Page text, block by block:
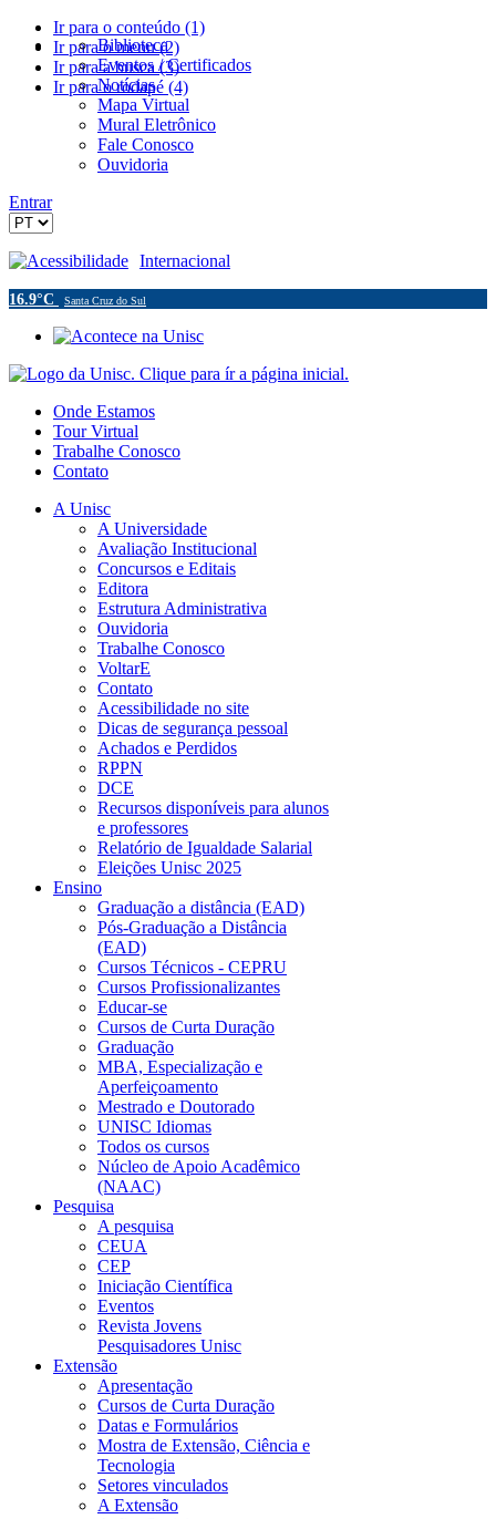
Ir para o conteúdo (1)
Ir para o menu (2)
Ir para a busca (3)
Ir para o rodapé (4)
Biblioteca
Eventos / Certificados
Notícias
Mapa Virtual
Mural Eletrônico
Fale Conosco
Ouvidoria
Entrar
Acessibilidade Internacional
16.9°C Santa Cruz do Sul
Onde Estamos
Tour Virtual
Trabalhe Conosco
Contato
A Unisc
A Universidade
Avaliação Institucional
Concursos e Editais
Editora
Estrutura Administrativa
Ouvidoria
Trabalhe Conosco
VoltarE
Contato
Acessibilidade no site
Dicas de segurança pessoal
Achados e Perdidos
RPPN
DCE
Recursos disponíveis para alunos
e professores
Relatório de Igualdade Salarial
Eleições Unisc 2025
Ensino
Graduação a distância (EAD)
Pós-Graduação a Distância
(EAD)
Cursos Técnicos - CEPRU
Cursos Profissionalizantes
Educar-se
Cursos de Curta Duração
Graduação
MBA, Especialização e
Aperfeiçoamento
Mestrado e Doutorado
UNISC Idiomas
Todos os cursos
Núcleo de Apoio Acadêmico
(NAAC)
Pesquisa
A pesquisa
CEUA
CEP
Iniciação Científica
Eventos
Revista Jovens
Pesquisadores Unisc
Extensão
Apresentação
Cursos de Curta Duração
Datas e Formulários
Mostra de Extensão, Ciência e
Tecnologia
Setores vinculados
A Extensão